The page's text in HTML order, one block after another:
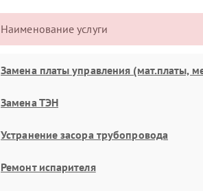
Наименование услуги
Замена платы управления (мат.платы,
Замена ТЭН
Устранение засора трубопровода
Ремонт испарителя